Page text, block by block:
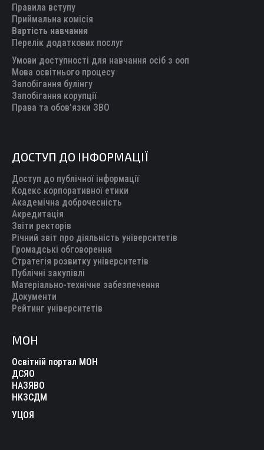
in
new
window
in
new
window
in
new
window
in
new
window
new
Правила вступу
Приймальна комісія
Вартість навчання
Перелік додаткових послуг
Умови доступності для навчання осіб з ооп
Мова освітнього процесу
Запобігання булінгу
Запобігання корупції
Права та обов’язки ЗВО
ДОСТУП ДО ІНФОРМАЦІЇ
Доступ до публічної інформації
Кодекс корпоративної етики
Академічна доброчесність
Акредитація
Звіти ректорів
Річний звіт про діяльність університетів
Громадські обговорення
Стратегія розвитку університетів
Публічні закупівлі
Матеріально-технічне забезпечення
Документи
Рейтинг університетів
МОН
Освітній портал МОН
ДСЯО
НАЗЯВО
НКЗСДМ
УЦОЯ